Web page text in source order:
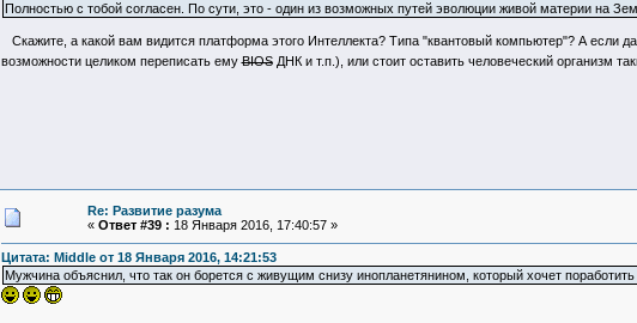
Полностью с тобой согласен. По сути, это - один из возможных путей эволюции живой материи на
Скажите, а какой вам видится платформа этого Интеллекта? Типа "квантовый компьютер"? А если
возможности целиком переписать емуBIOSДНК и т.п.), или стоит оставить человеческий организм
Re: Развитие разума
« Ответ #39 : 18 Января 2016, 17:40:57 »
Цитата: Middle от 18 Января 2016, 14:21:53
Мужчина объяснил, что так он борется с живущим снизу инопланетянином, который хочет поработить